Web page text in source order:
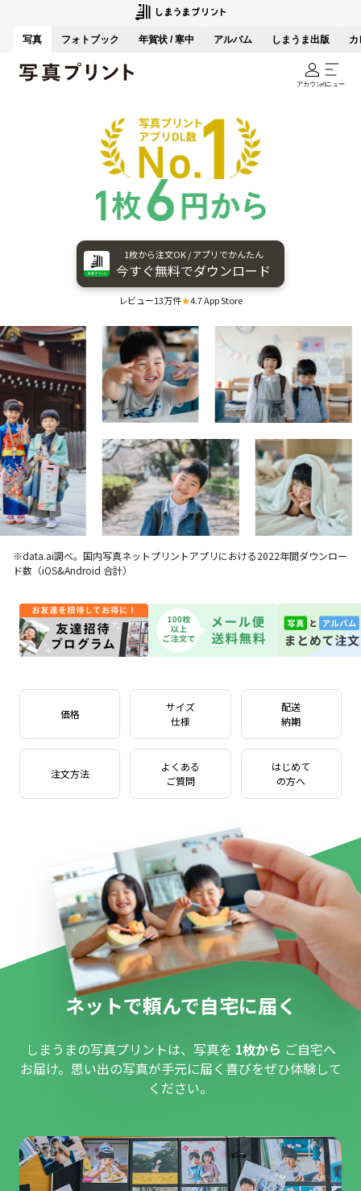
写真 フォトブック 年賀状 / 寒中 アルバム しまうま出版 カ
アカウントメニュー
1枚から​注文OK / アプリで​かんたん
今すぐ​無料で​ダウンロード
レビュー13万件★4.7 App Store
※data.ai調べ。国内写真ネットプリントアプリにおける2022年間ダウンロー
ド数（iOS&Android 合計）
価格
サイズ
仕様
配送
納期
注文方法
よくある
ご質問
はじめて
の方へ
ネットで頼んで自宅に届く
しまうまの写真プリントは、写真を 1枚から ご自宅へ
お届け。思い出の写真が手元に届く喜びをぜひ体験して
ください。